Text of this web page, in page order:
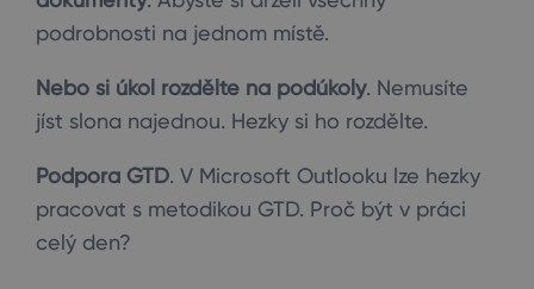
podrobnosti na jednom místě.
Nebo si úkol rozdělte na podúkoly. Nemusíte
jíst slona najednou. Hezky si ho rozdělte.
Podpora GTD. V Microsoft Outlooku lze hezky
pracovat s metodikou GTD. Proč být v práci
celý den?